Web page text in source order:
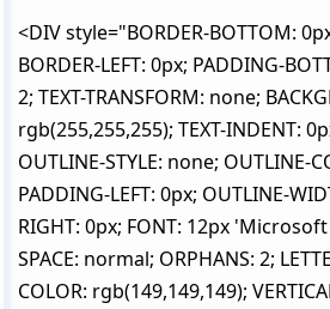
<DIV style="BORDER-BOTTOM:
BORDER-LEFT: 0px; PADDING-
2; TEXT-TRANSFORM: none;
rgb(255,255,255); TEXT-INDENT:
OUTLINE-STYLE: none; OUTLINE-
PADDING-LEFT: 0px; OUTLINE-
RIGHT: 0px; FONT: 12px
SPACE: normal; ORPHANS: 2;
COLOR: rgb(149,149,149);